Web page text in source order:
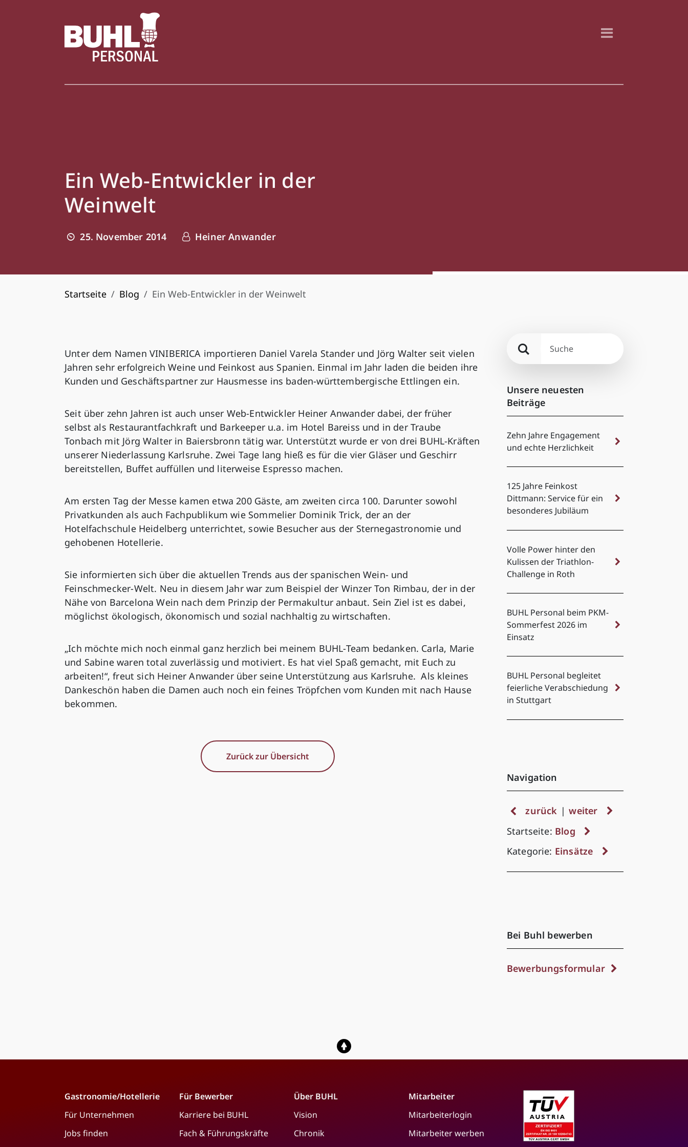
Ein Web-Entwickler in der
Weinwelt
25. November 2014 Heiner Anwander
Startseite Blog Ein Web-Entwickler in der Weinwelt
Unter dem Namen VINIBERICA importieren Daniel Varela Stander und Jörg Walter seit vielen
Jahren sehr erfolgreich Weine und Feinkost aus Spanien. Einmal im Jahr laden die beiden ihre
Kunden und Geschäftspartner zur Hausmesse ins baden-württembergische Ettlingen ein.
Seit über zehn Jahren ist auch unser Web-Entwickler Heiner Anwander dabei, der früher
selbst als Restaurantfachkraft und Barkeeper u.a. im Hotel Bareiss und in der Traube
Tonbach mit Jörg Walter in Baiersbronn tätig war. Unterstützt wurde er von drei BUHL-Kräften
unserer Niederlassung Karlsruhe. Zwei Tage lang hieß es für die vier Gläser und Geschirr
bereitstellen, Buffet auffüllen und literweise Espresso machen.
Am ersten Tag der Messe kamen etwa 200 Gäste, am zweiten circa 100. Darunter sowohl
Privatkunden als auch Fachpublikum wie Sommelier Dominik Trick, der an der
Hotelfachschule Heidelberg unterrichtet, sowie Besucher aus der Sternegastronomie und
gehobenen Hotellerie.
Sie informierten sich über die aktuellen Trends aus der spanischen Wein- und
Feinschmecker-Welt. Neu in diesem Jahr war zum Beispiel der Winzer Ton Rimbau, der in der
Nähe von Barcelona Wein nach dem Prinzip der Permakultur anbaut. Sein Ziel ist es dabei,
möglichst ökologisch, ökonomisch und sozial nachhaltig zu wirtschaften.
„Ich möchte mich noch einmal ganz herzlich bei meinem BUHL-Team bedanken. Carla, Marie
und Sabine waren total zuverlässig und motiviert. Es hat viel Spaß gemacht, mit Euch zu
arbeiten!“, freut sich Heiner Anwander über seine Unterstützung aus Karlsruhe. Als kleines
Dankeschön haben die Damen auch noch ein feines Tröpfchen vom Kunden mit nach Hause
bekommen.
Zurück zur Übersicht
Unsere neuesten
Beiträge
Zehn Jahre Engagement
und echte Herzlichkeit
125 Jahre Feinkost
Dittmann: Service für ein
besonderes Jubiläum
Volle Power hinter den
Kulissen der Triathlon-
Challenge in Roth
BUHL Personal beim PKM-
Sommerfest 2026 im
Einsatz
BUHL Personal begleitet
feierliche Verabschiedung
in Stuttgart
Navigation
zurück | weiter
Startseite: Blog
Kategorie: Einsätze
Bei Buhl bewerben
Bewerbungsformular
Gastronomie/Hotellerie
Für Unternehmen
Jobs finden
Für Bewerber
Karriere bei BUHL
Fach & Führungskräfte
Über BUHL
Vision
Chronik
Mitarbeiter
Mitarbeiterlogin
Mitarbeiter werben